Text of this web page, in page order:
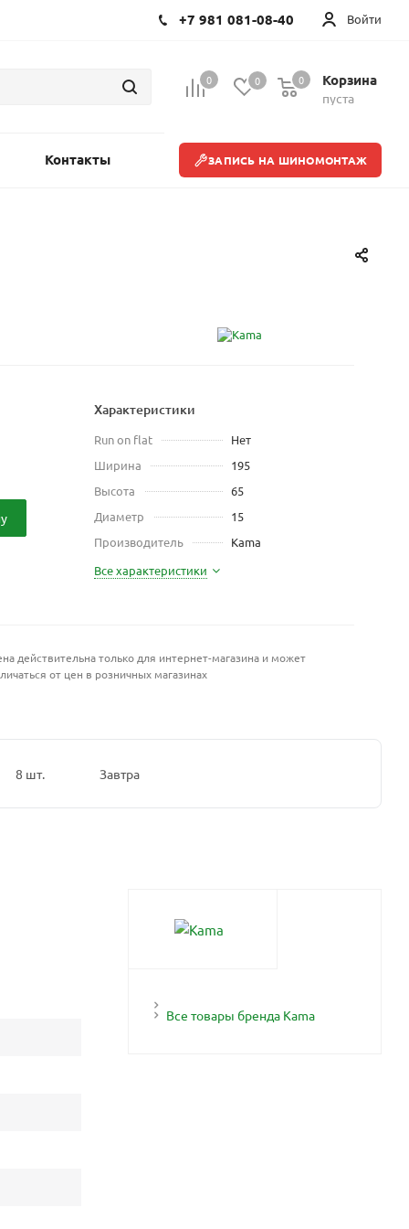
Войти
+7 981 081-08-40
0 0 Корзина
пуста
0
Контакты ЗАПИСЬ НА ШИНОМОНТАЖ
Характеристики
Run on flat
Нет
Ширина
195
Высота
65
Диаметр
15
Производитель
Kama
Все характеристики
действительна только для интернет-магазина и может
от цен в розничных магазинах
8 шт. Завтра
Все товары бренда Kama